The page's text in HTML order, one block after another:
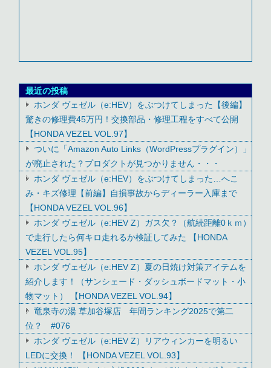
最近の投稿
ホンダ ヴェゼル（e:HEV）をぶつけてしまった【後編】
驚きの修理費45万円！交換部品・修理工程をすべて公開
【HONDA VEZEL VOL.97】
ついに「Amazon Auto Links（WordPressプラグイン）」
が廃止された？プロダクトが見つかりません・・・
ホンダ ヴェゼル（e:HEV）をぶつけてしまった…へこ
み・キズ修理【前編】自損事故からディーラー入庫まで
【HONDA VEZEL VOL.96】
ホンダ ヴェゼル（e:HEV Z）ガス欠？（航続距離0ｋｍ）
で走行したら何キロ走れるか検証してみた 【HONDA
VEZEL VOL.95】
ホンダ ヴェゼル（e:HEV Z）夏の日焼け対策アイテムを
紹介します！（サンシェード・ダッシュボードマット・小
物マット） 【HONDA VEZEL VOL.94】
竜泉寺の湯 草加谷塚店 年間ランキング2025で第二
位？ #076
ホンダ ヴェゼル（e:HEV Z）リアウィンカーを明るい
LEDに交換！ 【HONDA VEZEL VOL.93】